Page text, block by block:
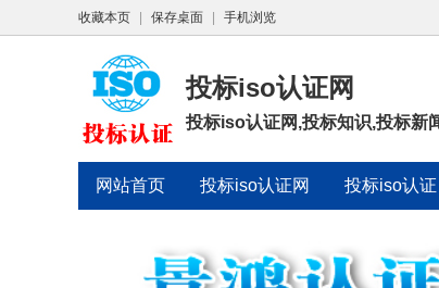
收藏本页 保存桌面 手机浏览
投标iso认证网
投标iso认证网,投标知识,投标新
网站首页 投标iso认证网 投标iso认证